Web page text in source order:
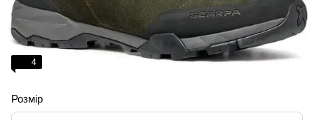
4
Розмір